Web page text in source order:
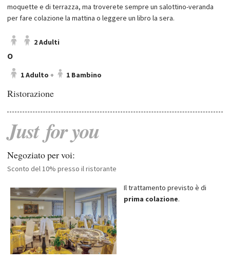
moquette e di terrazza, ma troverete sempre un salottino-veranda
per fare colazione la mattina o leggere un libro la sera.
2 Adulti
O
1 Adulto + 1 Bambino
Ristorazione
Just foryou
Negoziato per voi:
Sconto del 10% presso il ristorante
Il trattamento previsto è di
prima colazione.